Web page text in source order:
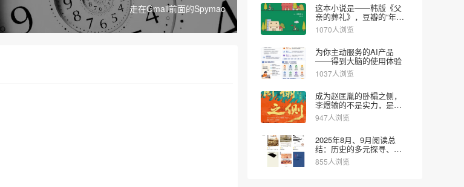
走在Gmail前面的Spymac 这本小说是——韩版《父
亲的葬礼》，豆瓣的“年度
图书”
1070人浏览
为你主动服务的AI产品
——得到大脑的使用体验
1037人浏览
成为赵匡胤的卧榻之侧，
李煜输的不是实力，是对
时代的认知
947人浏览
2025年8月、9月阅读总
结：历史的多元探寻、文
学的疗愈思辨和财经的实
用导向
855人浏览